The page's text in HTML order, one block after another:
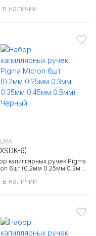
в наличии
в наличии
капиллярных ручек Pigma
6шт (0.2мм 0.25мм 0.3мм
6)